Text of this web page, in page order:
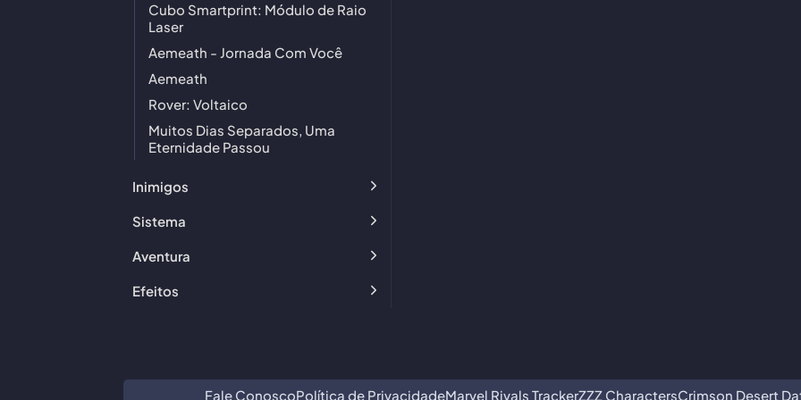
Cubo Smartprint: Módulo de Raio
Laser
Aemeath - Jornada Com Você
Aemeath
Rover: Voltaico
Muitos Dias Separados, Uma
Eternidade Passou
Inimigos
Sistema
Aventura
Efeitos
Fale ConoscoPolítica de PrivacidadeMarvel Rivals TrackerZZZ CharactersCrimson Desert